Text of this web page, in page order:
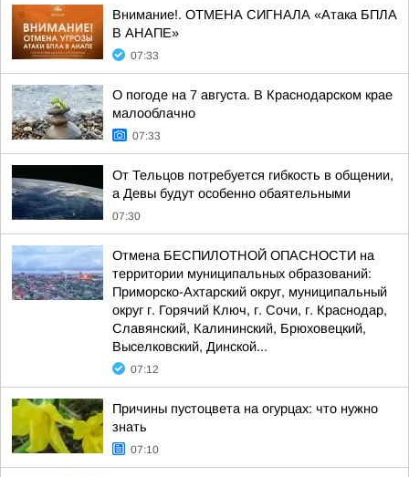
Внимание!. ОТМЕНА СИГНАЛА «Атака БПЛА
В АНАПЕ»
07:33
О погоде на 7 августа. В Краснодарском крае
малооблачно
07:33
От Тельцов потребуется гибкость в общении,
а Девы будут особенно обаятельными
07:30
Отмена БЕСПИЛОТНОЙ ОПАСНОСТИ на
территории муниципальных образований:
Приморско-Ахтарский округ, муниципальный
округ г. Горячий Ключ, г. Сочи, г. Краснодар,
Славянский, Калининский, Брюховецкий,
Выселковский, Динской...
07:12
Причины пустоцвета на огурцах: что нужно
знать
07:10